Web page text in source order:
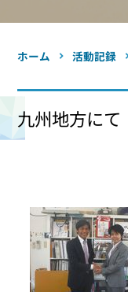
ホーム 活動記録
九州地方に